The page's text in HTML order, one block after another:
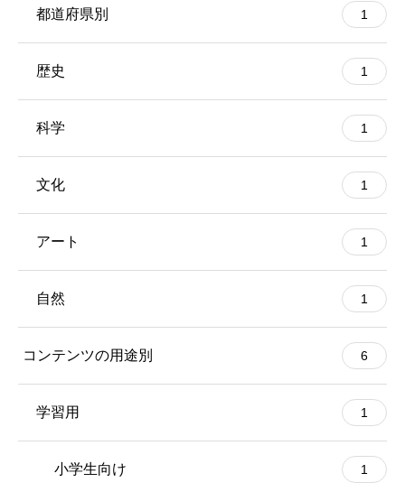
都道府県別 1
歴史 1
科学 1
文化 1
アート 1
自然 1
コンテンツの用途別 6
学習用 1
小学生向け 1